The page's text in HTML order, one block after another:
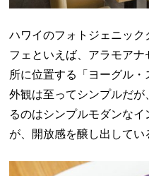
ハワイのフォトジェニッ
フェといえば、アラモア
所に位置する「ヨーグル・
外観は至ってシンプルだ
るのはシンプルモダンな
が、開放感を醸し出してい